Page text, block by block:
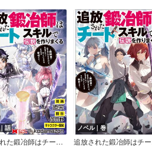
話
追放された鍛冶師はチートスキルで伝説を作りまくる 婚約者に店を追い出されたけど、気ままにモノ作っていられる今の方が幸せです（コミック） 分冊版
ノベル｜巻